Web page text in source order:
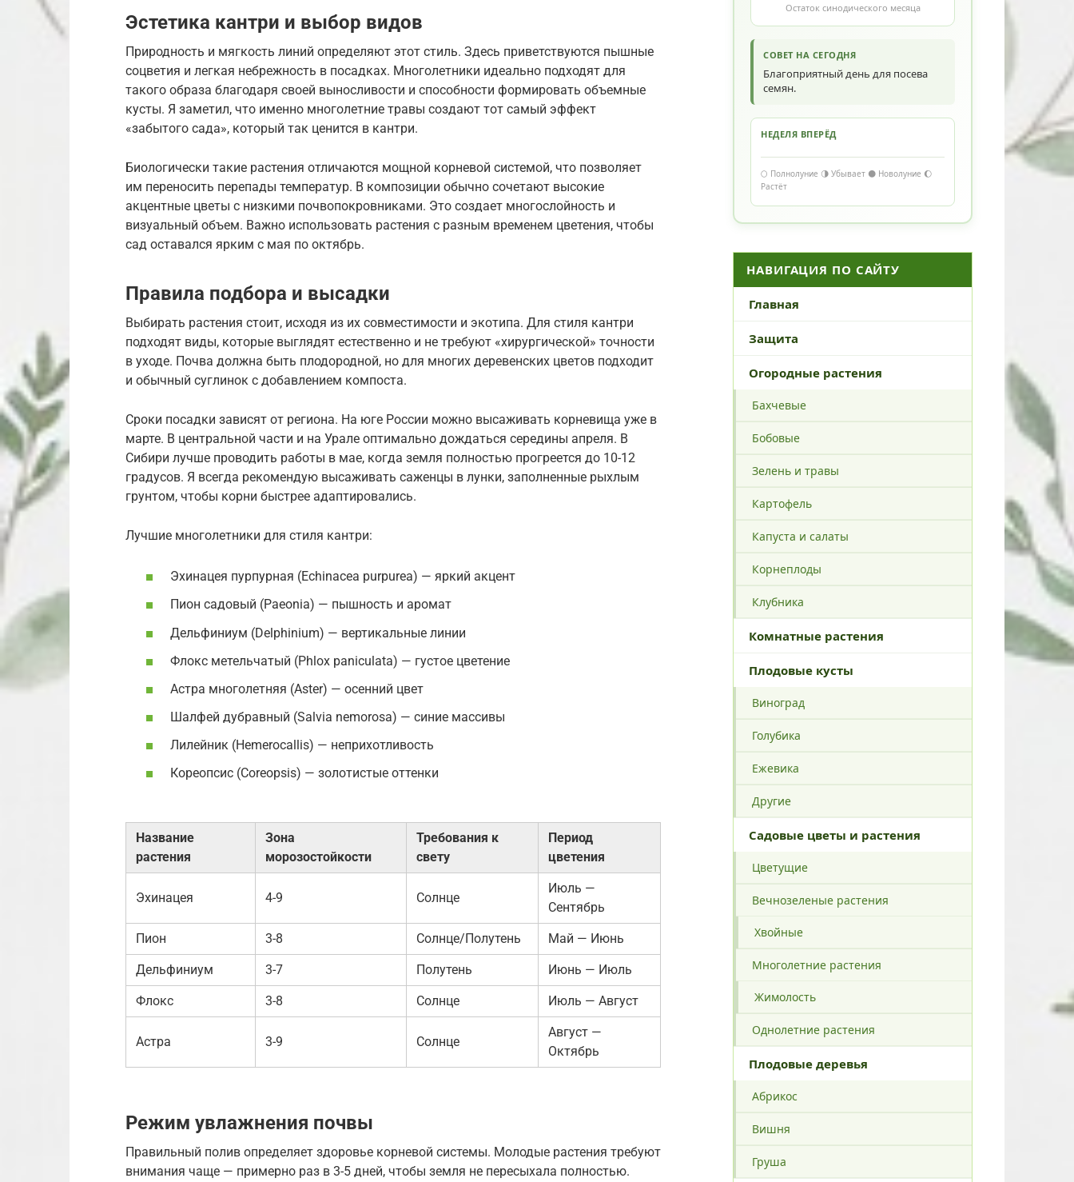
Эстетика кантри и выбор видов
Природность и мягкость линий определяют этот стиль. Здесь приветствуются пышные
соцветия и легкая небрежность в посадках. Многолетники идеально подходят для
такого образа благодаря своей выносливости и способности формировать объемные
кусты. Я заметил, что именно многолетние травы создают тот самый эффект
«забытого сада», который так ценится в кантри.
Биологически такие растения отличаются мощной корневой системой, что позволяет
им переносить перепады температур. В композиции обычно сочетают высокие
акцентные цветы с низкими почвопокровниками. Это создает многослойность и
визуальный объем. Важно использовать растения с разным временем цветения, чтобы
сад оставался ярким с мая по октябрь.
Правила подбора и высадки
Выбирать растения стоит, исходя из их совместимости и экотипа. Для стиля кантри
подходят виды, которые выглядят естественно и не требуют «хирургической» точности
в уходе. Почва должна быть плодородной, но для многих деревенских цветов подходит
и обычный суглинок с добавлением компоста.
Сроки посадки зависят от региона. На юге России можно высаживать корневища уже в
марте. В центральной части и на Урале оптимально дождаться середины апреля. В
Сибири лучше проводить работы в мае, когда земля полностью прогреется до 10-12
градусов. Я всегда рекомендую высаживать саженцы в лунки, заполненные рыхлым
грунтом, чтобы корни быстрее адаптировались.
Лучшие многолетники для стиля кантри:
Эхинацея пурпурная (Echinacea purpurea) — яркий акцент
Пион садовый (Paeonia) — пышность и аромат
Дельфиниум (Delphinium) — вертикальные линии
Флокс метельчатый (Phlox paniculata) — густое цветение
Астра многолетняя (Aster) — осенний цвет
Шалфей дубравный (Salvia nemorosa) — синие массивы
Лилейник (Hemerocallis) — неприхотливость
Кореопсис (Coreopsis) — золотистые оттенки
Название
растения
Зона
морозостойкости
Требования к
свету
Период
цветения
Эхинацея 4-9 Солнце
Июль —
Сентябрь
Пион 3-8 Солнце/Полутень Май — Июнь
Дельфиниум 3-7 Полутень Июнь — Июль
Флокс 3-8 Солнце Июль — Август
Астра 3-9 Солнце
Август —
Октябрь
Режим увлажнения почвы
Правильный полив определяет здоровье корневой системы. Молодые растения требуют
внимания чаще — примерно раз в 3-5 дней, чтобы земля не пересыхала полностью.
Остаток синодического месяца
СОВЕТ НА СЕГОДНЯ
Благоприятный день для посева
семян.
НЕДЕЛЯ ВПЕРЁД
🌕 Полнолуние 🌗 Убывает 🌑 Новолуние 🌔
Растёт
НАВИГАЦИЯ ПО САЙТУ
Главная
Защита
Огородные растения
Бахчевые
Бобовые
Зелень и травы
Картофель
Капуста и салаты
Корнеплоды
Клубника
Комнатные растения
Плодовые кусты
Виноград
Голубика
Ежевика
Другие
Садовые цветы и растения
Цветущие
Вечнозеленые растения
Хвойные
Многолетние растения
Жимолость
Однолетние растения
Плодовые деревья
Абрикос
Вишня
Груша